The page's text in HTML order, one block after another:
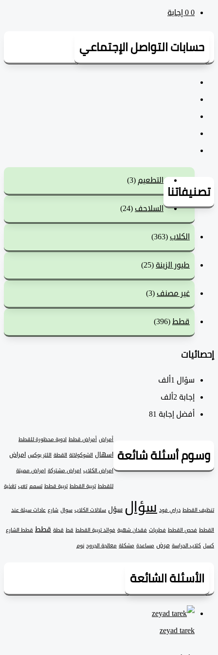
التواصل الإجتماعي
التطعيم(3)
السلاحف(24)
الكلاب(363)
طيور الزينة (25)
غير مصنف(3)
قطط (396)
سؤال1ألف
‫إجابة 2ألف
أفضل إجابة 81
أسئلة شائعة
أمراض قطط ادوية محظورة للقطط
اسهال الشوكولاتة القطة اللتر بوكس امراض
امراض الكلاب امراض مشتركة امراض مميتة
تربية القطط تربية قطط تسمم تعب تغذية
القطط دراي فود سؤالسؤل سلالات الكلاب سوال شارع عادات سيئة عند
فحص القطط فطريات فقدان شهية فوائد تربية القطط قط قطة قطط قطط الشارع
الحراسة مرض مساعدة مشكلة معالجة الجروح نوم
الشائعة
zeyad ‎tarek